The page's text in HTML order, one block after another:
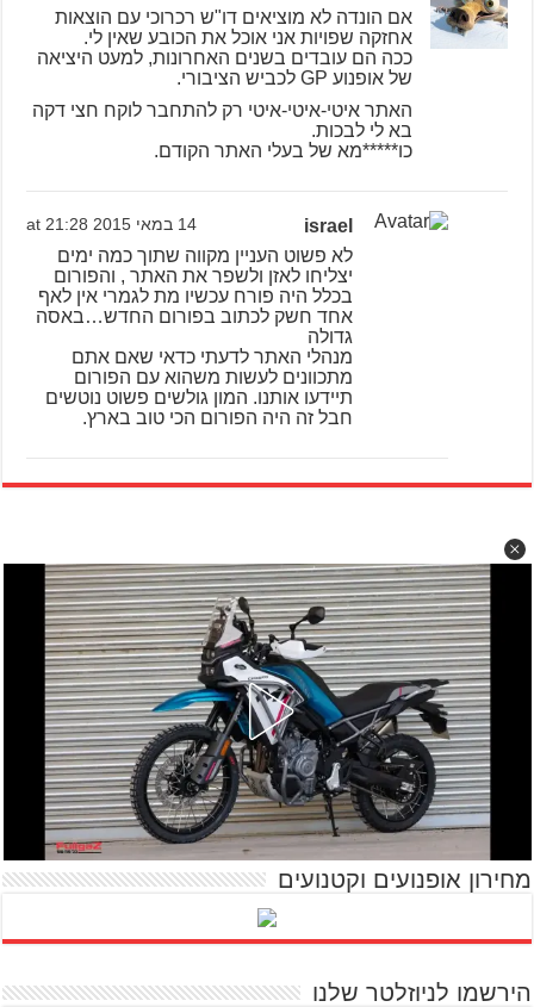
אם הונדה לא מוציאים דו"ש רכרוכי עם הוצאות
אחזקה שפויות אני אוכל את הכובע שאין לי.
ככה הם עובדים בשנים האחרונות, למעט היציאה
של אופנוע GP לכביש הציבורי.
האתר איטי-איטי-איטי רק להתחבר לוקח חצי דקה
בא לי לבכות.
כו*****מא של בעלי האתר הקודם.
israel 14 במאי 2015 at 21:28
לא פשוט העניין מקווה שתוך כמה ימים
יצליחו לאזן ולשפר את האתר , והפורום
בכלל היה פורח עכשיו מת לגמרי אין לאף
אחד חשק לכתוב בפורום החדש…באסה
גדולה
מנהלי האתר לדעתי כדאי שאם אתם
מתכוונים לעשות משהוא עם הפורום
תיידעו אותנו. המון גולשים פשוט נוטשים
חבל זה היה הפורום הכי טוב בארץ.
מחירון אופנועים וקטנועים
הירשמו לניוזלטר שלנו